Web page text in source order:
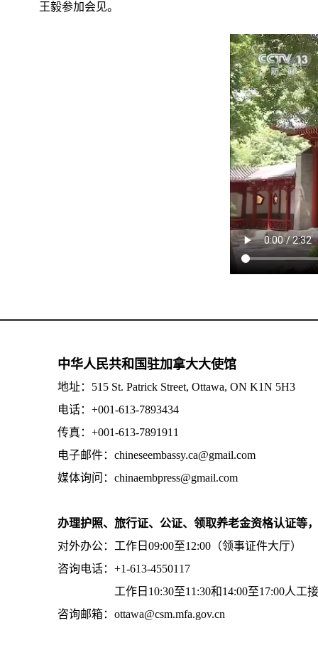
王毅参加会见。
中华人民共和国驻加拿大大使馆
地址：515 St. Patrick Street, Ottawa, ON K1N 5H3
电话：+001-613-7893434
传真：+001-613-7891911
电子邮件：chineseembassy.ca@gmail.com
媒体询问：chinaembpress@gmail.com
办理护照、旅行证、公证、领取养老金资格认证等
对外办公：工作日09:00至12:00（领事证件大厅）
咨询电话：+1-613-4550117
工作日10:30至11:30和14:00至17:00人工
咨询邮箱：ottawa@csm.mfa.gov.cn